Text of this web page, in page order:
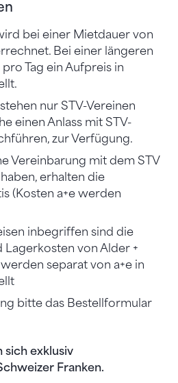
bei einer Mietdauer von
Bei einer längeren
Tag ein Aufpreis in
nur STV-Vereinen
einen Anlass mit STV-
zur Verfügung.
Vereinbarung mit dem STV
erhalten die
(Kosten a+e werden
inbegriffen sind die
Lagerkosten von Alder +
separat von a+e in
bitte das Bestellformular
sich exklusiv
Franken.